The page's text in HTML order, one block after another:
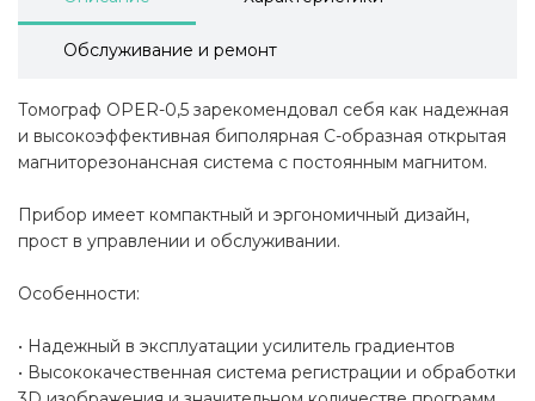
Обслуживание и ремонт
Томограф OPER-0,5 зарекомендовал себя как надежная
и высокоэффективная биполярная С-образная открытая
магниторезонансная система с постоянным магнитом.
Прибор имеет компактный и эргономичный дизайн,
прост в управлении и обслуживании.
Особенности:
• Надежный в эксплуатации усилитель градиентов
• Высококачественная система регистрации и обработки